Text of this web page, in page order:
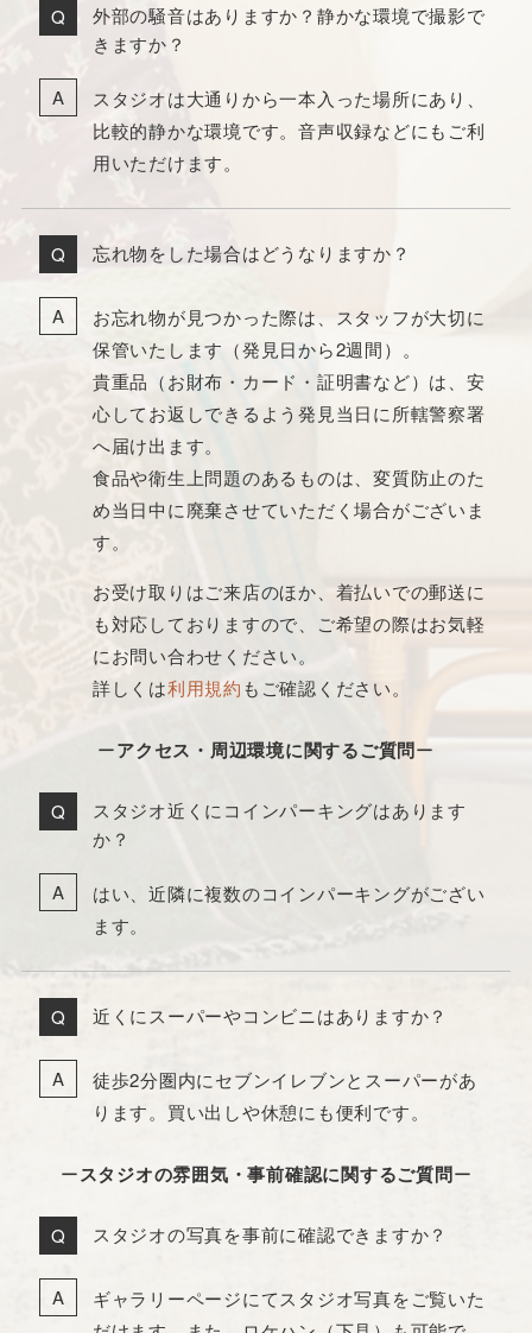
外部の騒音はありますか？静かな環境で撮影で
きますか？
スタジオは大通りから一本入った場所にあり、
比較的静かな環境です。音声収録などにもご利
用いただけます。
忘れ物をした場合はどうなりますか？
お忘れ物が見つかった際は、スタッフが大切に
保管いたします（発見日から2週間）。
貴重品（お財布・カード・証明書など）は、安
心してお返しできるよう発見当日に所轄警察署
へ届け出ます。
食品や衛生上問題のあるものは、変質防止のた
め当日中に廃棄させていただく場合がございま
す。
お受け取りはご来店のほか、着払いでの郵送に
も対応しておりますので、ご希望の際はお気軽
にお問い合わせください。
詳しくは利用規約 もご確認ください。
ーアクセス・周辺環境に関するご質問ー
スタジオ近くにコインパーキングはあります
か？
はい、近隣に複数のコインパーキングがござい
ます。
近くにスーパーやコンビニはありますか？
徒歩2分圏内にセブンイレブンとスーパーがあ
ります。買い出しや休憩にも便利です。
ースタジオの雰囲気・事前確認に関するご質問ー
スタジオの写真を事前に確認できますか？
ギャラリーページにてスタジオ写真をご覧いた